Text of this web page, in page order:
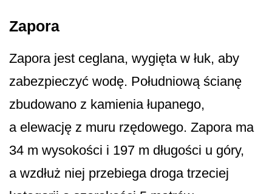
Zapora
Zapora jest ceglana, wygięta w łuk, aby
zabezpieczyć wodę. Południową ścianę
zbudowano z kamienia łupanego,
a elewację z muru rzędowego. Zapora ma
34 m wysokości i 197 m długości u góry,
a wzdłuż niej przebiega droga trzeciej